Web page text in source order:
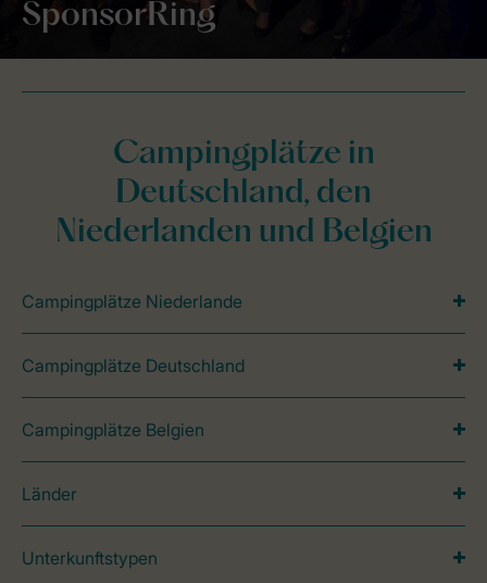
SponsorRing
Campingplätze in
Deutschland, den
Niederlanden und Belgien
Campingplätze Niederlande
Campingplätze Deutschland
Campingplätze Belgien
Länder
Unterkunftstypen